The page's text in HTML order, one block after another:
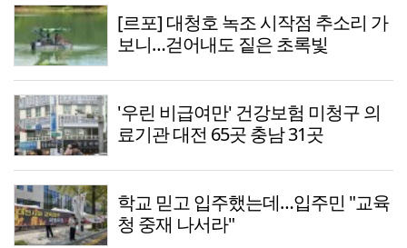
[르포] 대청호 녹조 시작점 추소리 가
보니…걷어내도 짙은 초록빛
'우린 비급여만' 건강보험 미청구 의
료기관 대전 65곳 충남 31곳
학교 믿고 입주했는데…입주민 "교육
청 중재 나서라"